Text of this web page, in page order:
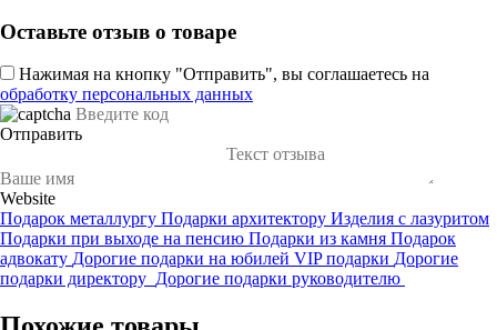
Оставьте отзыв о товаре
Нажимая на кнопку "Отправить", вы соглашаетесь на
обработку персональных данных
Отправить
Website
Подарок металлургу Подарки архитектору Изделия с лазуритом
Подарки при выходе на пенсию Подарки из камня Подарок
адвокату Дорогие подарки на юбилей VIP подарки Дорогие
подарки директору Дорогие подарки руководителю